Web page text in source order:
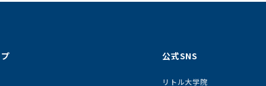
公式SNS
リトル大学院